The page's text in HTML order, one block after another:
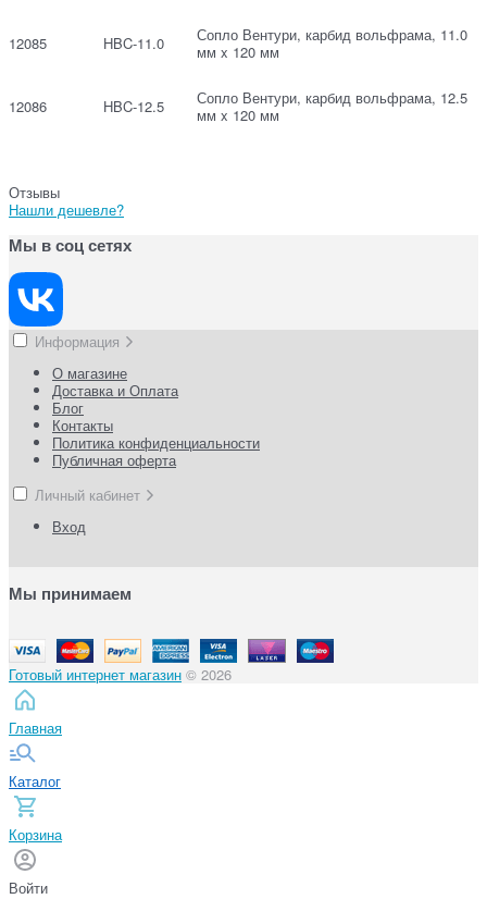
12085 HBC-11.0
Сопло Вентури, карбид вольфрама, 11.0
мм x 120 мм
12086 HBC-12.5
Сопло Вентури, карбид вольфрама, 12.5
мм x 120 мм
Отзывы
Нашли дешевле?
Мы в соц сетях
Информация
О магазине
Доставка и Оплата
Блог
Контакты
Политика конфиденциальности
Публичная оферта
Личный кабинет
Вход
Мы принимаем
Готовый интернет магазин © 2026
Главная
Каталог
Корзина
Войти